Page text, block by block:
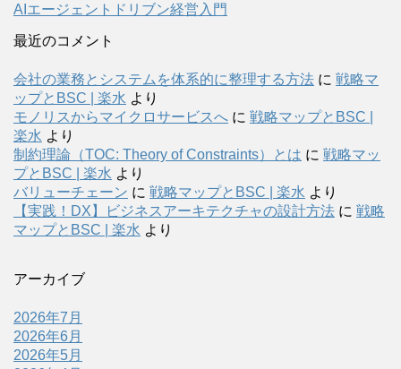
AIエージェントドリブン経営入門
最近のコメント
会社の業務とシステムを体系的に整理する方法 に 戦略マ
ップとBSC | 楽水 より
モノリスからマイクロサービスへ に 戦略マップとBSC |
楽水 より
制約理論（TOC: Theory of Constraints）とは に 戦略マッ
プとBSC | 楽水 より
バリューチェーン に 戦略マップとBSC | 楽水 より
【実践！DX】ビジネスアーキテクチャの設計方法 に 戦略
マップとBSC | 楽水 より
アーカイブ
2026年7月
2026年6月
2026年5月